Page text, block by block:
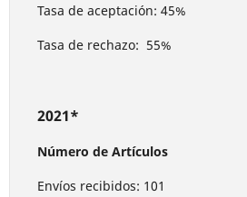
Tasa de aceptación: 45%
Tasa de rechazo: 55%
2021*
Número de Artículos
Envíos recibidos: 101